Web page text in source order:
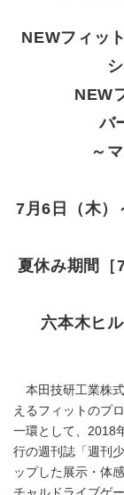
NEWフィッ
NEW
バ
～
7月6日（木）
夏休み期間［
六本木ヒ
本田技研工業株
えるフィットのプ
一環として、2018
行の週刊誌「週刊
ップした展示・体